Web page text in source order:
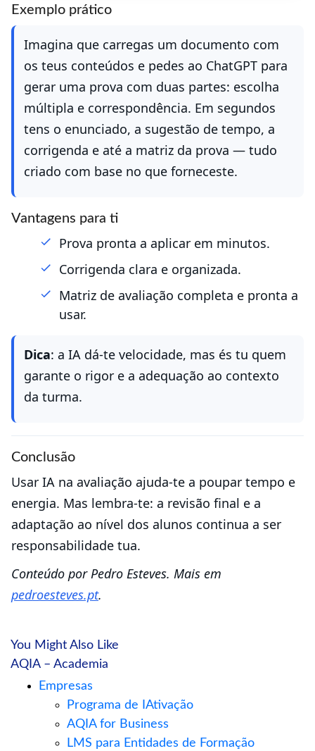
Exemplo prático
Imagina que carregas um documento com
os teus conteúdos e pedes ao ChatGPT para
gerar uma prova com duas partes: escolha
múltipla e correspondência. Em segundos
tens o enunciado, a sugestão de tempo, a
corrigenda e até a matriz da prova — tudo
criado com base no que forneceste.
Vantagens para ti
Prova pronta a aplicar em minutos.
Corrigenda clara e organizada.
Matriz de avaliação completa e pronta a
usar.
Dica: a IA dá-te velocidade, mas és tu quem
garante o rigor e a adequação ao contexto
da turma.
Conclusão
Usar IA na avaliação ajuda-te a poupar tempo e
energia. Mas lembra-te: a revisão final e a
adaptação ao nível dos alunos continua a ser
responsabilidade tua.
Conteúdo por Pedro Esteves. Mais em
pedroesteves.pt.
You Might Also Like
AQIA – Academia
Empresas
Programa de IAtivação
AQIA for Business
LMS para Entidades de Formação